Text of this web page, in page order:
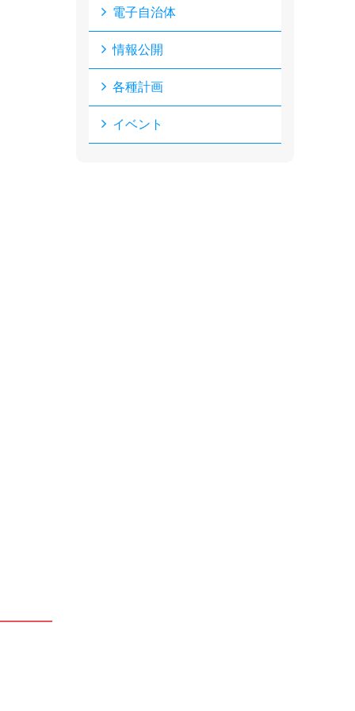
電子自治体
情報公開
各種計画
イベント